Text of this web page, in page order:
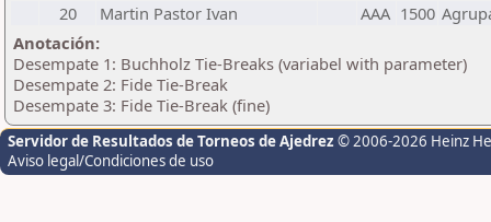
20
Martin Pastor Ivan AAA 1500
Anotación:
Desempate 1: Buchholz Tie-Breaks (variabel with parameter)
Desempate 2: Fide Tie-Break
Desempate 3: Fide Tie-Break (fine)
Servidor de Resultados de Torneos de Ajedrez © 2006-2026 Heinz
Aviso legal/Condiciones de uso